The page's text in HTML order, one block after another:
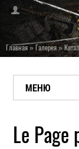
Главная»Галерея»
МЕНЮ
Le Page